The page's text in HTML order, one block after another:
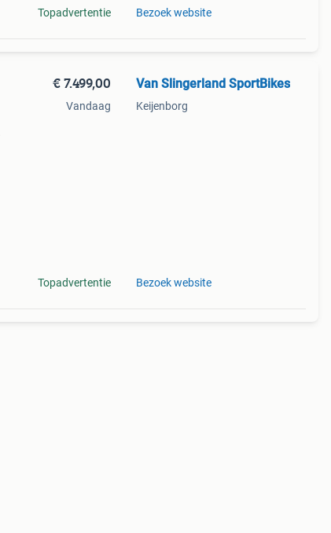
Topadvertentie Bezoek website
€ 7.499,00
Vandaag
Topadvertentie
Van Slingerland SportBikes
Keijenborg
Bezoek website